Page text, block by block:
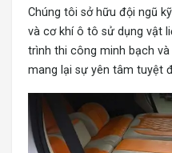
Chúng tôi sở hữu đội ngũ
và cơ khí ô tô sử dụng vật
trình thi công minh bạch
mang lại sự yên tâm tuyệt